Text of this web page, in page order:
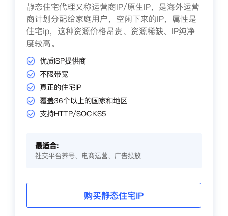
静态住宅代理又称运营商IP/原生IP，是海外运营
商计划分配给家庭用户，空闲下来的IP，属性是
住宅ip，这种资源价格昂贵、资源稀缺、IP纯净
度较高。
优质ISP提供商
不限带宽
真正的住宅IP
覆盖36个以上的国家和地区
支持HTTP/SOCKS5
最适合:
社交平台养号、电商运营、广告投放
购买静态住宅IP